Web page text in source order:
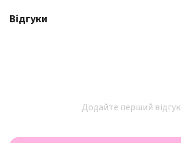
Відгуки
Додайте перший відгук